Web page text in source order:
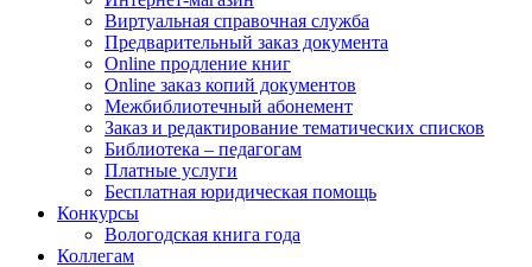
Виртуальная справочная служба
Предварительный заказ документа
Online продление книг
Online заказ копий документов
Межбиблиотечный абонемент
Заказ и редактирование тематических списков
Библиотека – педагогам
Платные услуги
Бесплатная юридическая помощь
Конкурсы
Вологодская книга года
Коллегам